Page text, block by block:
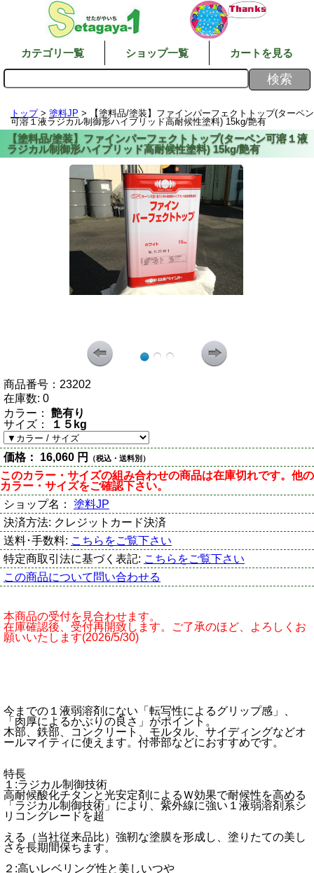
カテゴリ一覧 ショップ一覧 カートを見る
トップ> 塗料JP > 【塗料品/塗装】ファインパーフェクトトップ(ターペン
可溶１液ラジカル制御形ハイブリッド高耐候性塗料) 15kg/艶有
商品番号： 23202
在庫数: 0
カラー：
艶有り
サイズ：
１５kg
価格： 16,060 円 （税込・送料別）
このカラー・サイズの組み合わせの商品は在庫切れです。他の
カラー・サイズをご確認下さい。
ショップ名： 塗料JP
決済方法: クレジットカード決済
送料･手数料: こちらをご覧下さい
特定商取引法に基づく表記: こちらをご覧下さい
この商品について問い合わせる
本商品の受付を見合わせます。
在庫確認後、受付再開致します。ご了承のほど、よろしくお
願いいたします(2026/5/30)
今までの１液弱溶剤にない「転写性によるグリップ感」、
「肉厚によるかぶりの良さ」がポイント。
木部、鉄部、コンクリート、モルタル、サイディングなどオ
ールマイティに使えます。付帯部などにおすすめです。
特長
１:ラジカル制御技術
高耐候酸化チタンと光安定剤によるＷ効果で耐候性を高める
「ラジカル制御技術」により、紫外線に強い１液弱溶剤系シ
リコングレードを超
える（当社従来品比）強靭な塗膜を形成し、塗りたての美し
さを長期間保ちます。
２:高いレベリング性と美しいつや